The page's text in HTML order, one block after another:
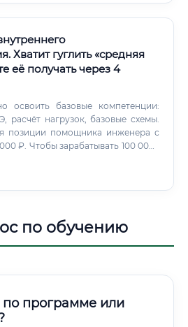
Хватит гуглить «средняя
её получать через 4
освоить базовые компетенции:
расчёт нагрузок, базовые схемы.
позиции помощника инженера с
₽. Чтобы зарабатывать 100 000+
по обучению
по программе или